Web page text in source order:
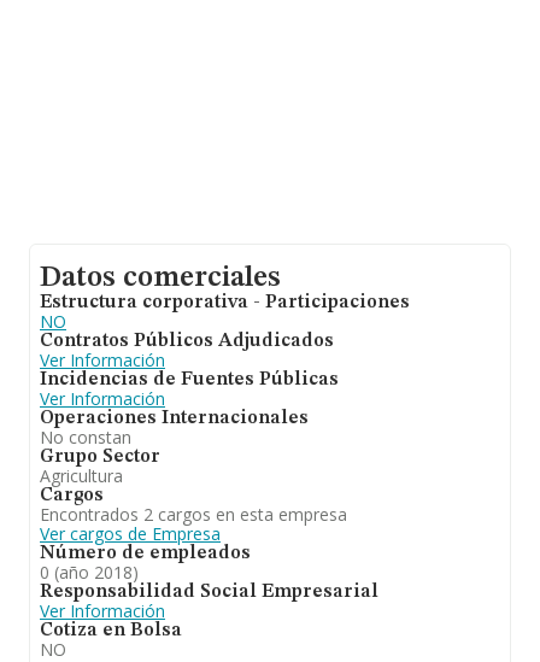
Datos comerciales
Estructura corporativa - Participaciones
NO
Contratos Públicos Adjudicados
Ver Información
Incidencias de Fuentes Públicas
Ver Información
Operaciones Internacionales
No constan
Grupo Sector
Agricultura
Cargos
Encontrados 2 cargos en esta empresa
Ver cargos de Empresa
Número de empleados
0 (año 2018)
Responsabilidad Social Empresarial
Ver Información
Cotiza en Bolsa
NO